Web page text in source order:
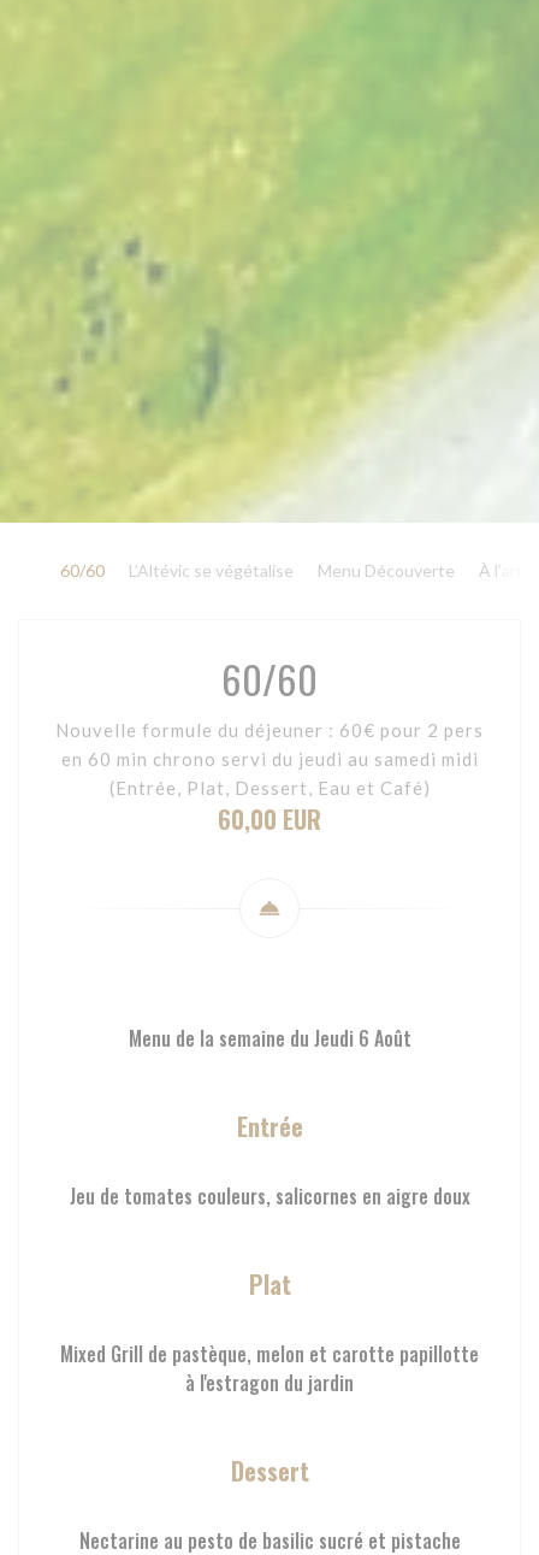
60/60 L’Altévic se végétalise Menu Découverte À
60/60
Nouvelle formule du déjeuner : 60€ pour 2 pers
en 60 min chrono servi du jeudi au samedi midi
(Entrée, Plat, Dessert, Eau et Café)
60,00 EUR
Menu de la semaine du Jeudi 6 Août
Entrée
Jeu de tomates couleurs, salicornes en aigre doux
Plat
Mixed Grill de pastèque, melon et carotte papillotte
à l'estragon du jardin
Dessert
Nectarine au pesto de basilic sucré et pistache